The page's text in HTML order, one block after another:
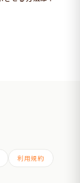
利用規約